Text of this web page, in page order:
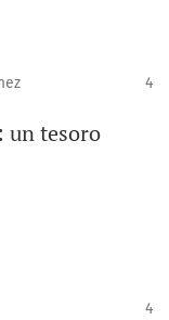
4
un tesoro
4